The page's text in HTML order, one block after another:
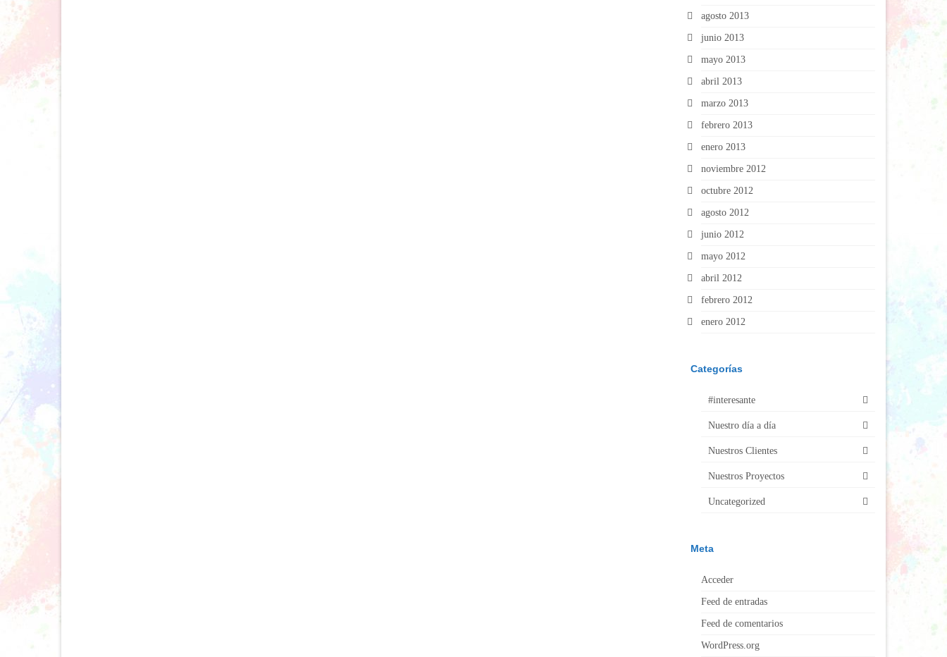
agosto 2013
junio 2013
mayo 2013
abril 2013
marzo 2013
febrero 2013
enero 2013
noviembre 2012
octubre 2012
agosto 2012
junio 2012
mayo 2012
abril 2012
febrero 2012
enero 2012
Categorías
#interesante
Nuestro día a día
Nuestros Clientes
Nuestros Proyectos
Uncategorized
Meta
Acceder
Feed de entradas
Feed de comentarios
WordPress.org